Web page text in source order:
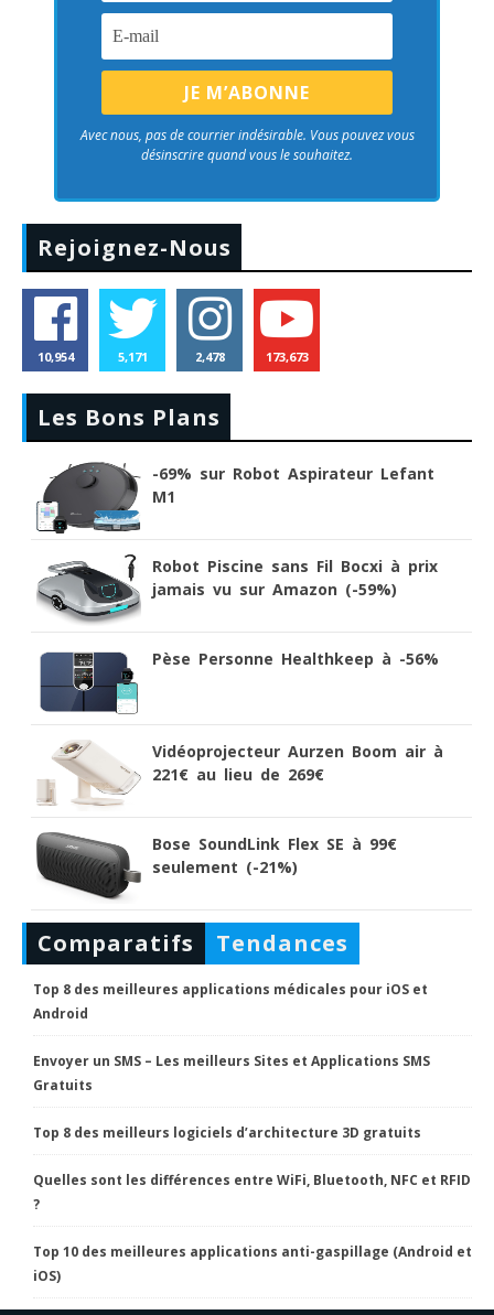
Avec nous, pas de courrier indésirable. Vous pouvez vous
désinscrire quand vous le souhaitez.
Rejoignez-Nous
10,954 5,171 2,478 173,673
Les Bons Plans
-69% sur Robot Aspirateur Lefant
M1
Robot Piscine sans Fil Bocxi à prix
jamais vu sur Amazon (-59%)
Pèse Personne Healthkeep à -56%
Vidéoprojecteur Aurzen Boom air à
221€ au lieu de 269€
Bose SoundLink Flex SE à 99€
seulement (-21%)
Comparatifs Tendances
Top 8 des meilleures applications médicales pour iOS et
Android
Envoyer un SMS – Les meilleurs Sites et Applications SMS
Gratuits
Top 8 des meilleurs logiciels d’architecture 3D gratuits
Quelles sont les différences entre WiFi, Bluetooth, NFC et RFID
?
Top 10 des meilleures applications anti-gaspillage (Android et
iOS)